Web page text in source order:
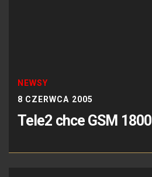
NEWSY
8 CZERWCA 2005
Tele2 chce GSM 1800